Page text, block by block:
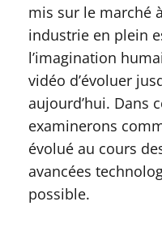
mis sur le marché
industrie en plein
l’imagination
vidéo d’évoluer
aujourd’hui. Dans
examinerons
évolué au cours
avancées
possible.